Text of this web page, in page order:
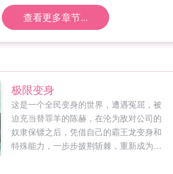
查看更多章节...
极限变身
这是一个全民变身的世界，遭遇冤屈，被
迫充当替罪羊的陈赫，在沦为敌对公司的
奴隶保镖之后，凭借自己的霸王龙变身和
特殊能力，一步步披荆斩棘，重新成为自